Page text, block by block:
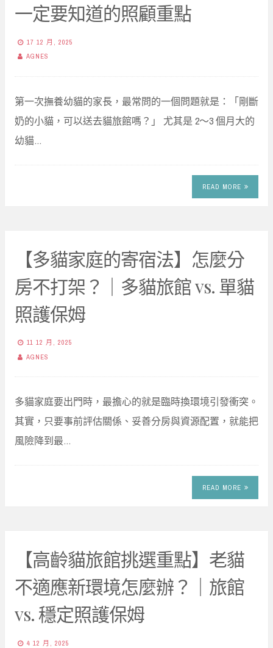
一定要知道的照顧重點
17 12 月, 2025
AGNES
第一次撫養幼貓的家長，最常問的一個問題就是：「剛斷
奶的小貓，可以送去貓旅館嗎？」 尤其是 2～3 個月大的
幼貓…
READ MORE
【多貓家庭的寄宿法】怎麼分
房不打架？｜多貓旅館 vs. 單貓
照護保姆
11 12 月, 2025
AGNES
多貓家庭要出門時，最擔心的就是臨時換環境引發衝突。
其實，只要事前評估關係、妥善分房與資源配置，就能把
風險降到最…
READ MORE
【高齡貓旅館挑選重點】老貓
不適應新環境怎麼辦？｜旅館
vs. 穩定照護保姆
4 12 月, 2025